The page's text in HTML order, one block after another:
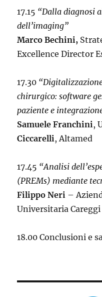
17.15 “Dalla diagnosi
dell’imaging”
Marco Bechini,
Excellence Director
17.30
chirurgico: software
paziente e
Samuele Franchini,
Ciccarelli, Altamed
17.45 “Analisi
(PREMs) mediante
Filippo Neri –
Universitaria Careggi
18.00 Conclusioni e